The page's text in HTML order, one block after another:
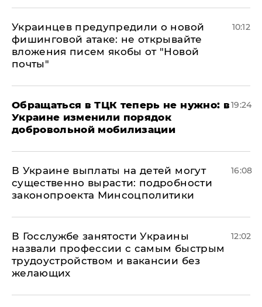
Украинцев предупредили о новой
фишинговой атаке: не открывайте
вложения писем якобы от "Новой
почты"
10:12
Обращаться в ТЦК теперь не нужно: в
Украине изменили порядок
добровольной мобилизации
19:24
В Украине выплаты на детей могут
существенно вырасти: подробности
законопроекта Минсоцполитики
16:08
В Госслужбе занятости Украины
назвали профессии с самым быстрым
трудоустройством и вакансии без
желающих
12:02